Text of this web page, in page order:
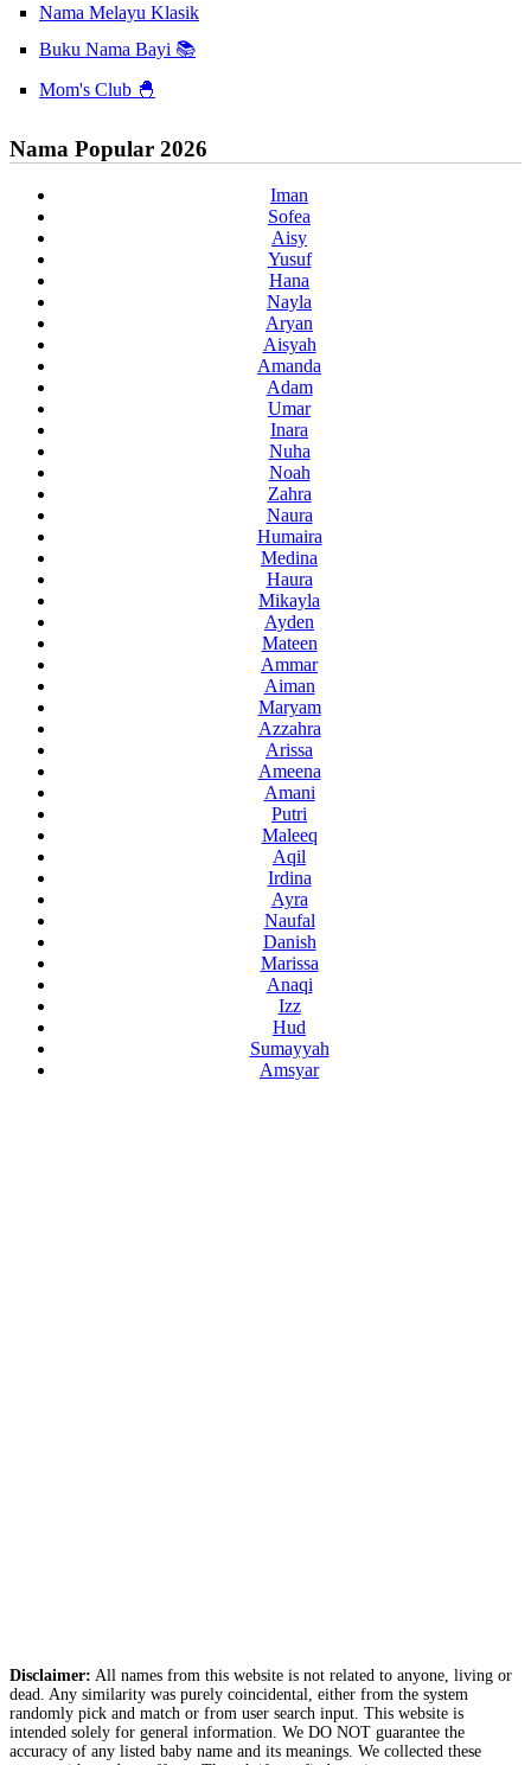
Nama Melayu Klasik
Buku Nama Bayi 📚
Mom's Club 🐣
Nama Popular 2026
Iman
Sofea
Aisy
Yusuf
Hana
Nayla
Aryan
Aisyah
Amanda
Adam
Umar
Inara
Nuha
Noah
Zahra
Naura
Humaira
Medina
Haura
Mikayla
Ayden
Mateen
Ammar
Aiman
Maryam
Azzahra
Arissa
Ameena
Amani
Putri
Maleeq
Aqil
Irdina
Ayra
Naufal
Danish
Marissa
Anaqi
Izz
Hud
Sumayyah
Amsyar
Disclaimer: All names from this website is not related to anyone, living or
dead. Any similarity was purely coincidental, either from the system
randomly pick and match or from user search input. This website is
intended solely for general information. We DO NOT guarantee the
accuracy of any listed baby name and its meanings. We collected these